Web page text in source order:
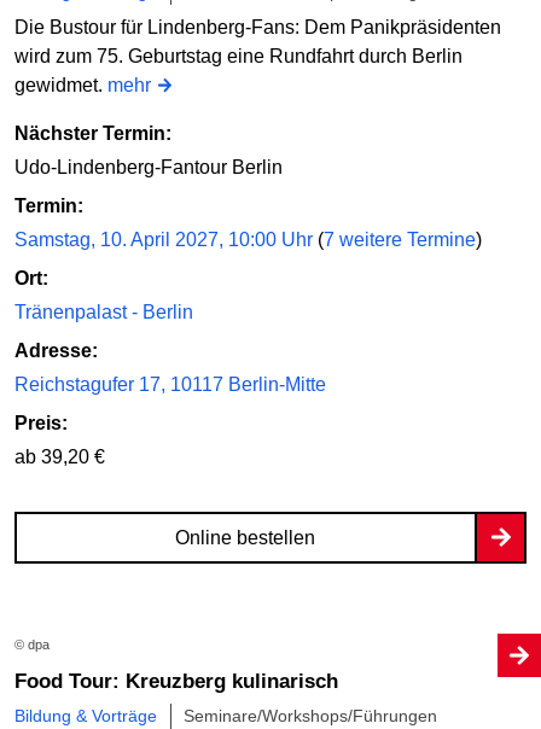
Die Bustour für Lindenberg-Fans: Dem Panikpräsidenten
wird zum 75. Geburtstag eine Rundfahrt durch Berlin
gewidmet. mehr
Nächster Termin:
Udo-Lindenberg-Fantour Berlin
Termin:
Samstag, 10. April 2027, 10:00 Uhr (7 weitere Termine)
Ort:
Tränenpalast - Berlin
Adresse:
Reichstagufer 17, 10117 Berlin-Mitte
Preis:
ab 39,20 €
Online bestellen
© dpa
Food Tour: Kreuzberg kulinarisch
Bildung & Vorträge Seminare/Workshops/Führungen